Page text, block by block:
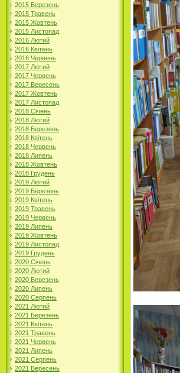
2015 Березень
2015 Травень
2015 Жовтень
2015 Листопад
2016 Лютий
2016 Квітень
2016 Червень
2017 Лютий
2017 Червень
2017 Вересень
2017 Жовтень
2017 Листопад
2018 Січень
2018 Лютий
2018 Березень
2018 Квітень
2018 Червень
2018 Липень
2018 Жовтень
2018 Грудень
2019 Лютий
2019 Березень
2019 Квітень
2019 Травень
2019 Червень
2019 Липень
2019 Жовтень
2019 Листопад
2019 Грудень
2020 Січень
2020 Лютий
2020 Березень
2020 Липень
2020 Серпень
2021 Лютий
2021 Березень
2021 Квітень
2021 Травень
2021 Червень
2021 Липень
2021 Серпень
2021 Вересень